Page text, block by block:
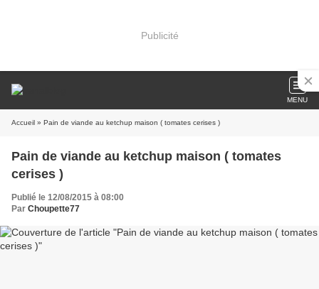
Publicité
MENU
Accueil » Pain de viande au ketchup maison ( tomates cerises )
Pain de viande au ketchup maison ( tomates
cerises )
Publié le 12/08/2015 à 08:00
Par Choupette77